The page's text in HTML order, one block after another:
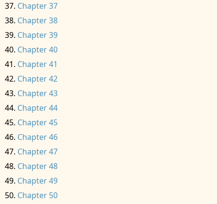
Chapter 37
Chapter 38
Chapter 39
Chapter 40
Chapter 41
Chapter 42
Chapter 43
Chapter 44
Chapter 45
Chapter 46
Chapter 47
Chapter 48
Chapter 49
Chapter 50